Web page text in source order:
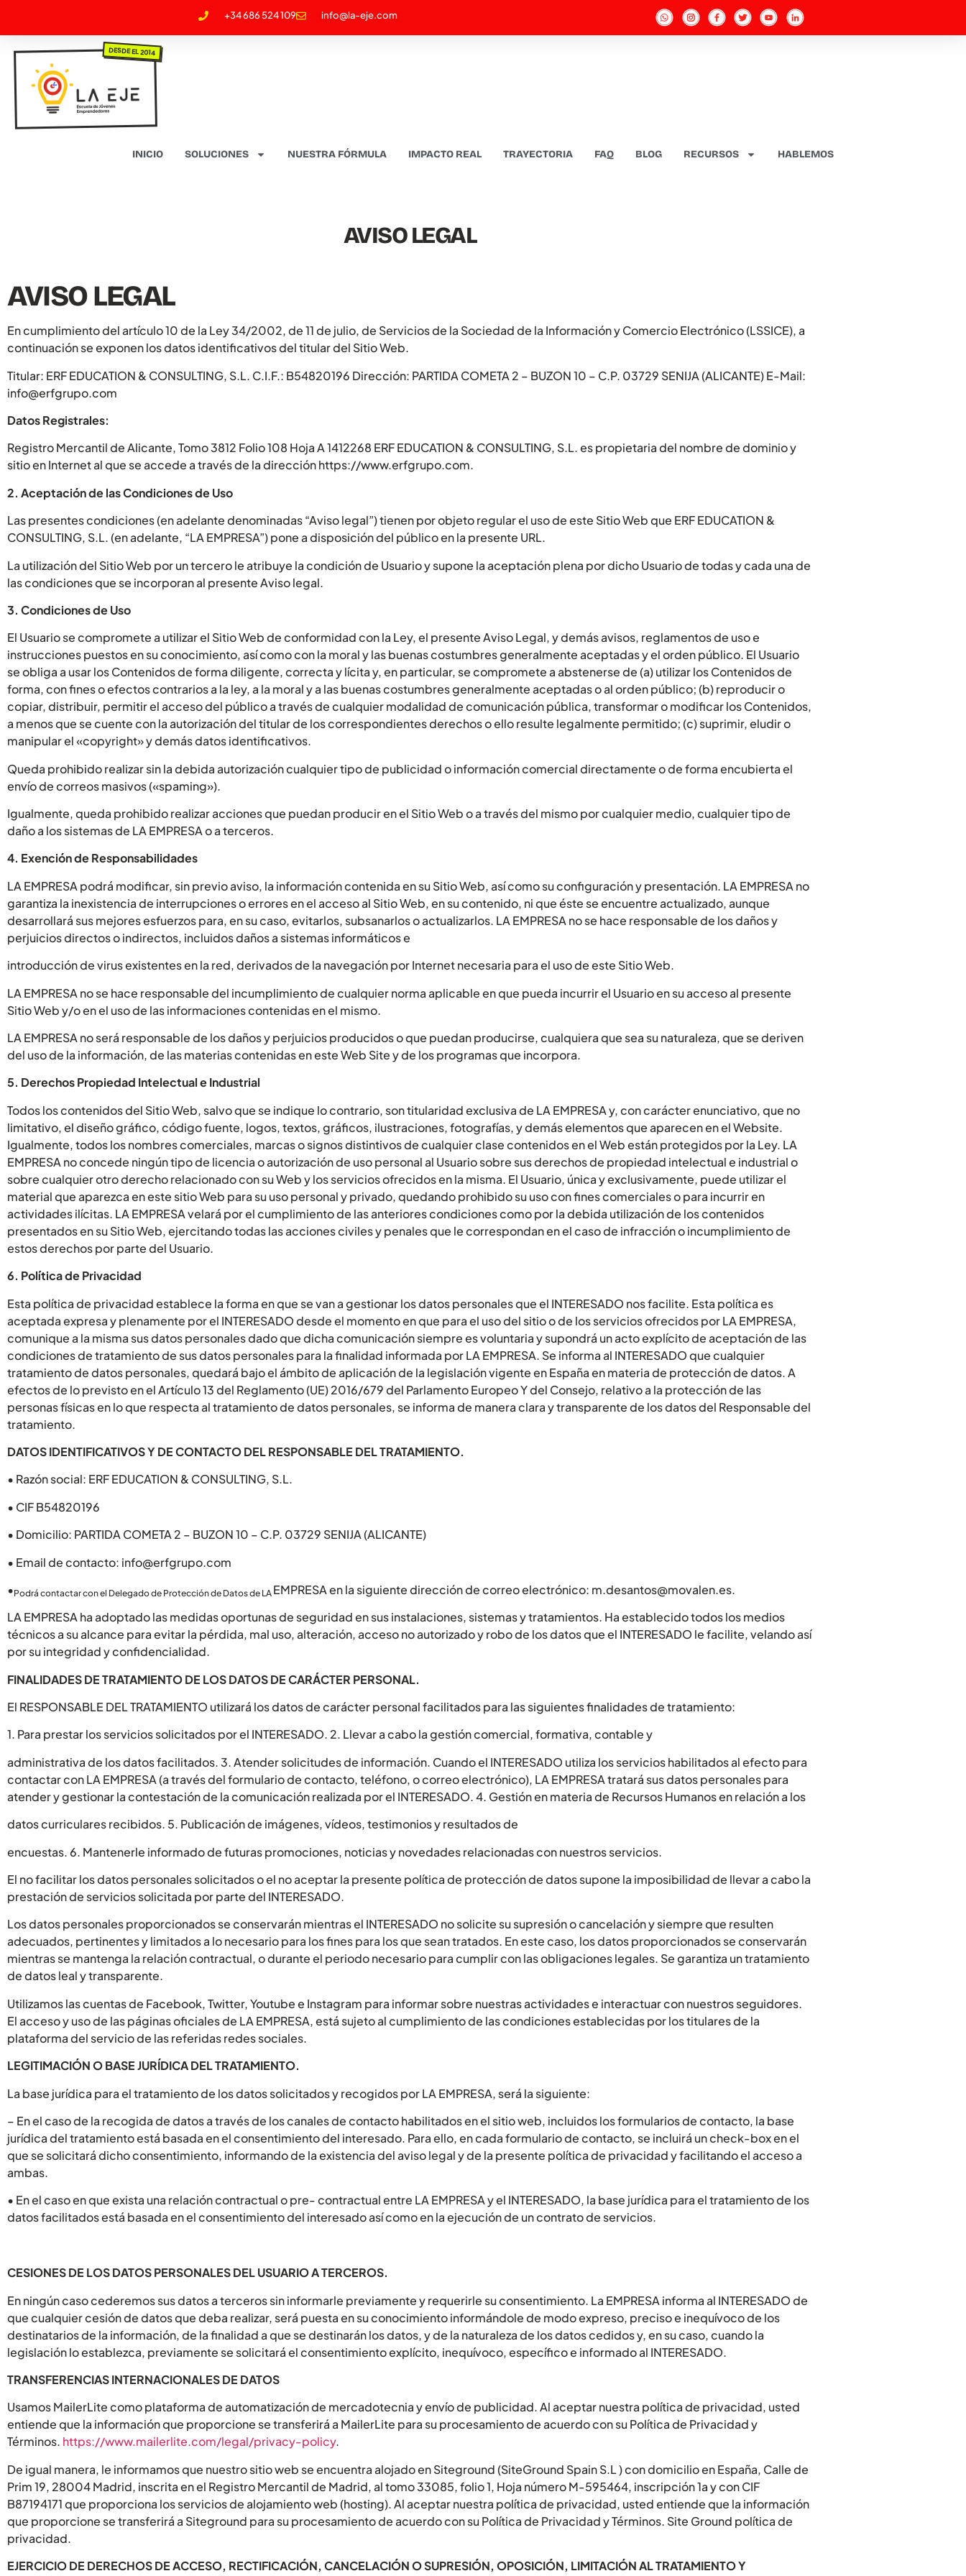
+34 686 524 109 info@la-eje.com
DESDE EL 2014
INICIO SOLUCIONES NUESTRA FÓRMULA IMPACTO REAL TRAYECTORIA FAQ BLOG RECURSOS HABLEMOS
AVISO LEGAL
AVISO LEGAL
En cumplimiento del artículo 10 de la Ley 34/2002, de 11 de julio, de Servicios de la Sociedad de la Información y Comercio Electrónico (LSSICE), a
continuación se exponen los datos identificativos del titular del Sitio Web.
Titular: ERF EDUCATION & CONSULTING, S.L. C.I.F.: B54820196 Dirección: PARTIDA COMETA 2 – BUZON 10 – C.P. 03729 SENIJA (ALICANTE) E-Mail:
info@erfgrupo.com
Datos Registrales:
Registro Mercantil de Alicante, Tomo 3812 Folio 108 Hoja A 1412268 ERF EDUCATION & CONSULTING, S.L. es propietaria del nombre de dominio y
sitio en Internet al que se accede a través de la dirección https://www.erfgrupo.com.
2. Aceptación de las Condiciones de Uso
Las presentes condiciones (en adelante denominadas “Aviso legal”) tienen por objeto regular el uso de este Sitio Web que ERF EDUCATION &
CONSULTING, S.L. (en adelante, “LA EMPRESA”) pone a disposición del público en la presente URL.
La utilización del Sitio Web por un tercero le atribuye la condición de Usuario y supone la aceptación plena por dicho Usuario de todas y cada una de
las condiciones que se incorporan al presente Aviso legal.
3. Condiciones de Uso
El Usuario se compromete a utilizar el Sitio Web de conformidad con la Ley, el presente Aviso Legal, y demás avisos, reglamentos de uso e
instrucciones puestos en su conocimiento, así como con la moral y las buenas costumbres generalmente aceptadas y el orden público. El Usuario
se obliga a usar los Contenidos de forma diligente, correcta y lícita y, en particular, se compromete a abstenerse de (a) utilizar los Contenidos de
forma, con fines o efectos contrarios a la ley, a la moral y a las buenas costumbres generalmente aceptadas o al orden público; (b) reproducir o
copiar, distribuir, permitir el acceso del público a través de cualquier modalidad de comunicación pública, transformar o modificar los Contenidos,
a menos que se cuente con la autorización del titular de los correspondientes derechos o ello resulte legalmente permitido; (c) suprimir, eludir o
manipular el «copyright» y demás datos identificativos.
Queda prohibido realizar sin la debida autorización cualquier tipo de publicidad o información comercial directamente o de forma encubierta el
envío de correos masivos («spaming»).
Igualmente, queda prohibido realizar acciones que puedan producir en el Sitio Web o a través del mismo por cualquier medio, cualquier tipo de
daño a los sistemas de LA EMPRESA o a terceros.
4. Exención de Responsabilidades
LA EMPRESA podrá modificar, sin previo aviso, la información contenida en su Sitio Web, así como su configuración y presentación. LA EMPRESA no
garantiza la inexistencia de interrupciones o errores en el acceso al Sitio Web, en su contenido, ni que éste se encuentre actualizado, aunque
desarrollará sus mejores esfuerzos para, en su caso, evitarlos, subsanarlos o actualizarlos. LA EMPRESA no se hace responsable de los daños y
perjuicios directos o indirectos, incluidos daños a sistemas informáticos e
introducción de virus existentes en la red, derivados de la navegación por Internet necesaria para el uso de este Sitio Web.
LA EMPRESA no se hace responsable del incumplimiento de cualquier norma aplicable en que pueda incurrir el Usuario en su acceso al presente
Sitio Web y/o en el uso de las informaciones contenidas en el mismo.
LA EMPRESA no será responsable de los daños y perjuicios producidos o que puedan producirse, cualquiera que sea su naturaleza, que se deriven
del uso de la información, de las materias contenidas en este Web Site y de los programas que incorpora.
5. Derechos Propiedad Intelectual e Industrial
Todos los contenidos del Sitio Web, salvo que se indique lo contrario, son titularidad exclusiva de LA EMPRESA y, con carácter enunciativo, que no
limitativo, el diseño gráfico, código fuente, logos, textos, gráficos, ilustraciones, fotografías, y demás elementos que aparecen en el Website.
Igualmente, todos los nombres comerciales, marcas o signos distintivos de cualquier clase contenidos en el Web están protegidos por la Ley. LA
EMPRESA no concede ningún tipo de licencia o autorización de uso personal al Usuario sobre sus derechos de propiedad intelectual e industrial o
sobre cualquier otro derecho relacionado con su Web y los servicios ofrecidos en la misma. El Usuario, única y exclusivamente, puede utilizar el
material que aparezca en este sitio Web para su uso personal y privado, quedando prohibido su uso con fines comerciales o para incurrir en
actividades ilícitas. LA EMPRESA velará por el cumplimiento de las anteriores condiciones como por la debida utilización de los contenidos
presentados en su Sitio Web, ejercitando todas las acciones civiles y penales que le correspondan en el caso de infracción o incumplimiento de
estos derechos por parte del Usuario.
6. Política de Privacidad
Esta política de privacidad establece la forma en que se van a gestionar los datos personales que el INTERESADO nos facilite. Esta política es
aceptada expresa y plenamente por el INTERESADO desde el momento en que para el uso del sitio o de los servicios ofrecidos por LA EMPRESA,
comunique a la misma sus datos personales dado que dicha comunicación siempre es voluntaria y supondrá un acto explícito de aceptación de las
condiciones de tratamiento de sus datos personales para la finalidad informada por LA EMPRESA. Se informa al INTERESADO que cualquier
tratamiento de datos personales, quedará bajo el ámbito de aplicación de la legislación vigente en España en materia de protección de datos. A
efectos de lo previsto en el Artículo 13 del Reglamento (UE) 2016/679 del Parlamento Europeo Y del Consejo, relativo a la protección de las
personas físicas en lo que respecta al tratamiento de datos personales, se informa de manera clara y transparente de los datos del Responsable del
tratamiento.
DATOS IDENTIFICATIVOS Y DE CONTACTO DEL RESPONSABLE DEL TRATAMIENTO.
• Razón social: ERF EDUCATION & CONSULTING, S.L.
• CIF B54820196
• Domicilio: PARTIDA COMETA 2 – BUZON 10 – C.P. 03729 SENIJA (ALICANTE)
• Email de contacto: info@erfgrupo.com
•Podrá contactar con el Delegado de Protección de Datos de LA EMPRESA en la siguiente dirección de correo electrónico: m.desantos@movalen.es.
LA EMPRESA ha adoptado las medidas oportunas de seguridad en sus instalaciones, sistemas y tratamientos. Ha establecido todos los medios
técnicos a su alcance para evitar la pérdida, mal uso, alteración, acceso no autorizado y robo de los datos que el INTERESADO le facilite, velando así
por su integridad y confidencialidad.
FINALIDADES DE TRATAMIENTO DE LOS DATOS DE CARÁCTER PERSONAL.
El RESPONSABLE DEL TRATAMIENTO utilizará los datos de carácter personal facilitados para las siguientes finalidades de tratamiento:
1. Para prestar los servicios solicitados por el INTERESADO. 2. Llevar a cabo la gestión comercial, formativa, contable y
administrativa de los datos facilitados. 3. Atender solicitudes de información. Cuando el INTERESADO utiliza los servicios habilitados al efecto para
contactar con LA EMPRESA (a través del formulario de contacto, teléfono, o correo electrónico), LA EMPRESA tratará sus datos personales para
atender y gestionar la contestación de la comunicación realizada por el INTERESADO. 4. Gestión en materia de Recursos Humanos en relación a los
datos curriculares recibidos. 5. Publicación de imágenes, vídeos, testimonios y resultados de
encuestas. 6. Mantenerle informado de futuras promociones, noticias y novedades relacionadas con nuestros servicios.
El no facilitar los datos personales solicitados o el no aceptar la presente política de protección de datos supone la imposibilidad de llevar a cabo la
prestación de servicios solicitada por parte del INTERESADO.
Los datos personales proporcionados se conservarán mientras el INTERESADO no solicite su supresión o cancelación y siempre que resulten
adecuados, pertinentes y limitados a lo necesario para los fines para los que sean tratados. En este caso, los datos proporcionados se conservarán
mientras se mantenga la relación contractual, o durante el periodo necesario para cumplir con las obligaciones legales. Se garantiza un tratamiento
de datos leal y transparente.
Utilizamos las cuentas de Facebook, Twitter, Youtube e Instagram para informar sobre nuestras actividades e interactuar con nuestros seguidores.
El acceso y uso de las páginas oficiales de LA EMPRESA, está sujeto al cumplimiento de las condiciones establecidas por los titulares de la
plataforma del servicio de las referidas redes sociales.
LEGITIMACIÓN O BASE JURÍDICA DEL TRATAMIENTO.
La base jurídica para el tratamiento de los datos solicitados y recogidos por LA EMPRESA, será la siguiente:
– En el caso de la recogida de datos a través de los canales de contacto habilitados en el sitio web, incluidos los formularios de contacto, la base
jurídica del tratamiento está basada en el consentimiento del interesado. Para ello, en cada formulario de contacto, se incluirá un check-box en el
que se solicitará dicho consentimiento, informando de la existencia del aviso legal y de la presente política de privacidad y facilitando el acceso a
ambas.
• En el caso en que exista una relación contractual o pre- contractual entre LA EMPRESA y el INTERESADO, la base jurídica para el tratamiento de los
datos facilitados está basada en el consentimiento del interesado así como en la ejecución de un contrato de servicios.
CESIONES DE LOS DATOS PERSONALES DEL USUARIO A TERCEROS.
En ningún caso cederemos sus datos a terceros sin informarle previamente y requerirle su consentimiento. La EMPRESA informa al INTERESADO de
que cualquier cesión de datos que deba realizar, será puesta en su conocimiento informándole de modo expreso, preciso e inequívoco de los
destinatarios de la información, de la finalidad a que se destinarán los datos, y de la naturaleza de los datos cedidos y, en su caso, cuando la
legislación lo establezca, previamente se solicitará el consentimiento explícito, inequívoco, específico e informado al INTERESADO.
TRANSFERENCIAS INTERNACIONALES DE DATOS
Usamos MailerLite como plataforma de automatización de mercadotecnia y envío de publicidad. Al aceptar nuestra política de privacidad, usted
entiende que la información que proporcione se transferirá a MailerLite para su procesamiento de acuerdo con su Política de Privacidad y
Términos. https://www.mailerlite.com/legal/privacy-policy.
De igual manera, le informamos que nuestro sitio web se encuentra alojado en Siteground (SiteGround Spain S.L ) con domicilio en España, Calle de
Prim 19, 28004 Madrid, inscrita en el Registro Mercantil de Madrid, al tomo 33085, folio 1, Hoja número M-595464, inscripción 1a y con CIF
B87194171 que proporciona los servicios de alojamiento web (hosting). Al aceptar nuestra política de privacidad, usted entiende que la información
que proporcione se transferirá a Siteground para su procesamiento de acuerdo con su Política de Privacidad y Términos. Site Ground política de
privacidad.
EJERCICIO DE DERECHOS DE ACCESO, RECTIFICACIÓN, CANCELACIÓN O SUPRESIÓN, OPOSICIÓN, LIMITACIÓN AL TRATAMIENTO Y